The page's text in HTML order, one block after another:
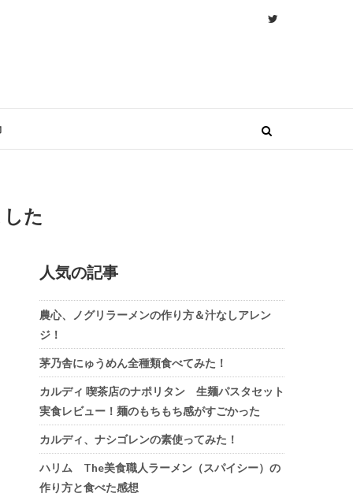
た
人気の記事
農心、ノグリラーメンの作り方＆汁なしアレン
ジ！
茅乃舎にゅうめん全種類食べてみた！
カルディ 喫茶店のナポリタン 生麺パスタセット
実食レビュー！麺のもちもち感がすごかった
カルディ、ナシゴレンの素使ってみた！
ハリム The美食職人ラーメン（スパイシー）の
作り方と食べた感想